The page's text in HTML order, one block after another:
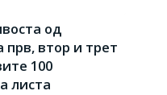
од
втор и трет
100
листа